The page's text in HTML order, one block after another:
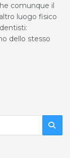
comunque il
luogo fisico
dello stesso